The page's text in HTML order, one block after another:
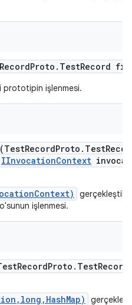
RecordProto . TestRecord
prototipin işlenmesi.
(TestRecordProto . Test
IInvocationContext
işlenmesi.
RecordProto . Test